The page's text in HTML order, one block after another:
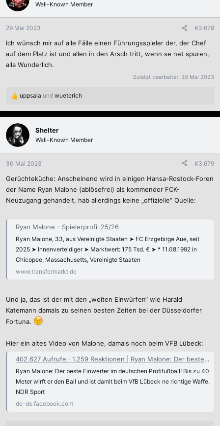
Well-Known Member
29 Mai 2023 #3.678
Ich wünsch mir auf alle Fälle einen Führungsspieler der, der Chef
auf dem Platz ist und allen in den Arsch tritt, wenn se net spuren,
alla Wunderlich.
Zuletzt bearbeitet: 30 Mai 2023
R
a
k
i
o
n
n
:
uppsala und wueterich
Shelter
Well-Known Member
30 Mai 2023 #3.679
Gerüchteküche: Anscheinend wird in einigen Hansa-Rostock-Foren
der Name Ryan Malone (ablösefrei) als kommender FCK-
Neuzugang gehandelt, hab allerdings keine „offizielle“ Quelle:
Ryan Malone - Spielerprofil 25/26
Ryan Malone, 33, aus Vereinigte Staaten ➤ FC Erzgebirge Aue, seit
2025 ➤ Innenverteidiger ➤ Marktwert: 175 Tsd. € ➤ * 11.08.1992 in
Chicopee, Massachusetts, Vereinigte Staaten
www.transfermarkt.de
Und ja, das ist der mit den „weiten Einwürfen“ wie Harald
Katemann damals zu seinen besten Zeiten bei der Düsseldorfer
Fortuna.
Hier ein altes Video von Malone, damals noch beim VFB Lübeck:
402.627 Aufrufe · 1.259 Reaktionen | Ryan Malone: Der beste Einwerfer im deutschen Profifußball! Bis zu 40 Meter wirft er den Ball und ist damit beim VfB Lübeck ne richtige Waffe. NDR Sport | Zeiglers wunderbare Welt des Fußballs
Ryan Malone: Der beste Einwerfer im deutschen Profifußball! Bis zu 40
Meter wirft er den Ball und ist damit beim VfB Lübeck ne richtige Waffe.
NDR Sport
de-de.facebook.com